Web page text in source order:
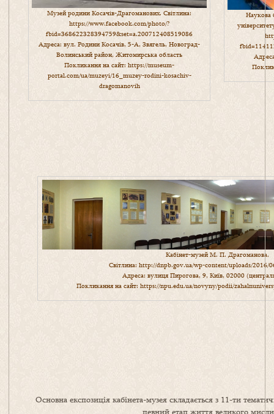
Музей родини Косачів-Драгоманових. Світлина:
https://www.facebook.com/photo/?
fbid=368622328394759&set=a.200712408519086
Адреса: вул. Родини Косачів, 5-А, Звягель, Новоград-
Волинський район, Житомирська область
Покликання на сайт: https://museum-
portal.com/ua/muzeyi/16_muzey-rodini-kosachiv-
dragomanovih
Наукова
Кабінет-музей М. П. Драгоманова.
Світлина: http://dnpb.gov.ua/wp-content/uploads/2016/
Адреса: вулиця Пирогова, 9, Київ, 02000
Покликання на сайт: https://npu.edu.ua/novyny/podii/
Основна експозиція кабінета-музея складається з 11-ти
певний етап життя великого